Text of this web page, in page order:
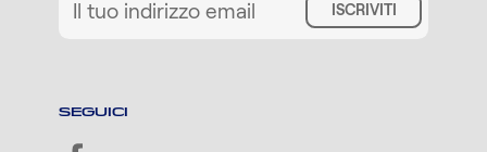
ISCRIVITI
SEGUICI